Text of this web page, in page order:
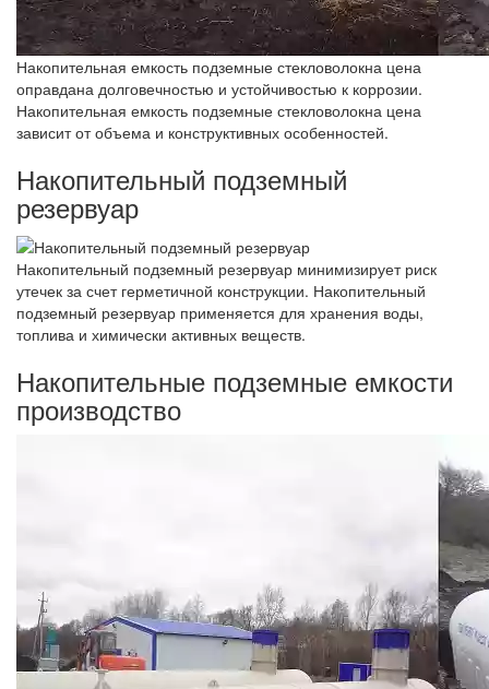
Накопительная емкость подземные стекловолокна цена
оправдана долговечностью и устойчивостью к коррозии.
Накопительная емкость подземные стекловолокна цена
зависит от объема и конструктивных особенностей.
Накопительный подземный
резервуар
Накопительный подземный резервуар минимизирует риск
утечек за счет герметичной конструкции. Накопительный
подземный резервуар применяется для хранения воды,
топлива и химически активных веществ.
Накопительные подземные емкости
производство